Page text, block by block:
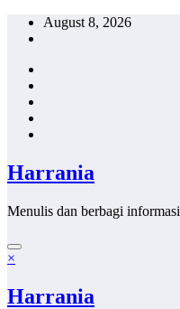
Skip
August 8, 2026
Harrania
Menulis dan berbagi informasi
×
Harrania